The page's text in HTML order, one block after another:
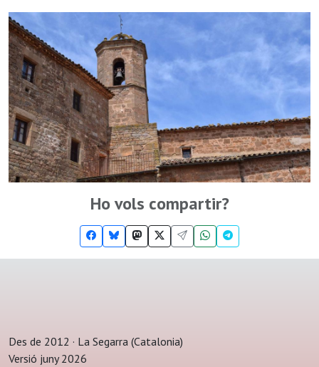
Ho vols compartir?
Des de 2012 · La Segarra (Catalonia)
Versió juny 2026